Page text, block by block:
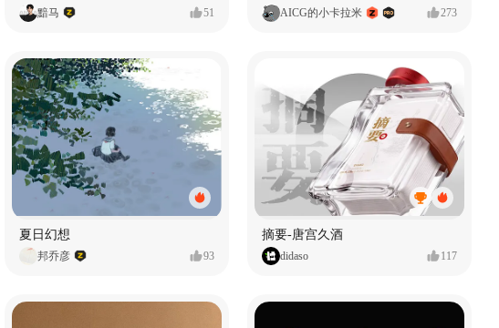
黯马 51 AICG的小卡拉米 273
夏日幻想
邦乔彦 93
摘要-唐宫久酒
didaso 117